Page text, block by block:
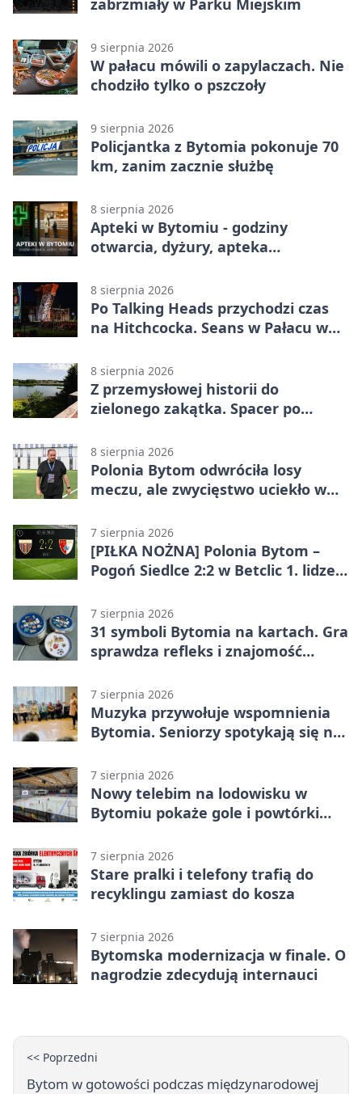
9 sierpnia 2026
W pałacu mówili o zapylaczach. Nie
chodziło tylko o pszczoły
9 sierpnia 2026
Policjantka z Bytomia pokonuje 70
km, zanim zacznie służbę
8 sierpnia 2026
Apteki w Bytomiu - godziny
otwarcia, dyżury, apteka
8 sierpnia 2026
Po Talking Heads przychodzi czas
na Hitchcocka. Seans w Pałacu w
8 sierpnia 2026
Z przemysłowej historii do
zielonego zakątka. Spacer po
8 sierpnia 2026
Polonia Bytom odwróciła losy
meczu, ale zwycięstwo uciekło w
7 sierpnia 2026
[PIŁKA NOŻNA] Polonia Bytom –
Pogoń Siedlce 2:2 w Betclic 1. lidze.
ale stracili zwycięstwo
7 sierpnia 2026
31 symboli Bytomia na kartach. Gra
sprawdza refleks i znajomość
7 sierpnia 2026
Muzyka przywołuje wspomnienia
Bytomia. Seniorzy spotykają się na
7 sierpnia 2026
Nowy telebim na lodowisku w
Bytomiu pokaże gole i powtórki
7 sierpnia 2026
Stare pralki i telefony trafią do
recyklingu zamiast do kosza
7 sierpnia 2026
Bytomska modernizacja w finale. O
nagrodzie zdecydują internauci
<< Poprzedni
Bytom w gotowości podczas międzynarodowej